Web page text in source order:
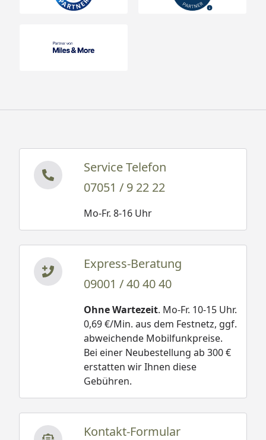
Service Telefon
07051 / 9 22 22
Mo-Fr. 8-16 Uhr
Express-Beratung
09001 / 40 40 40
Ohne Wartezeit. Mo-Fr. 10-15 Uhr.
0,69 €/Min. aus dem Festnetz, ggf.
abweichende Mobilfunkpreise.
Bei einer Neubestellung ab 300 €
erstatten wir Ihnen diese
Gebühren.
Kontakt-Formular